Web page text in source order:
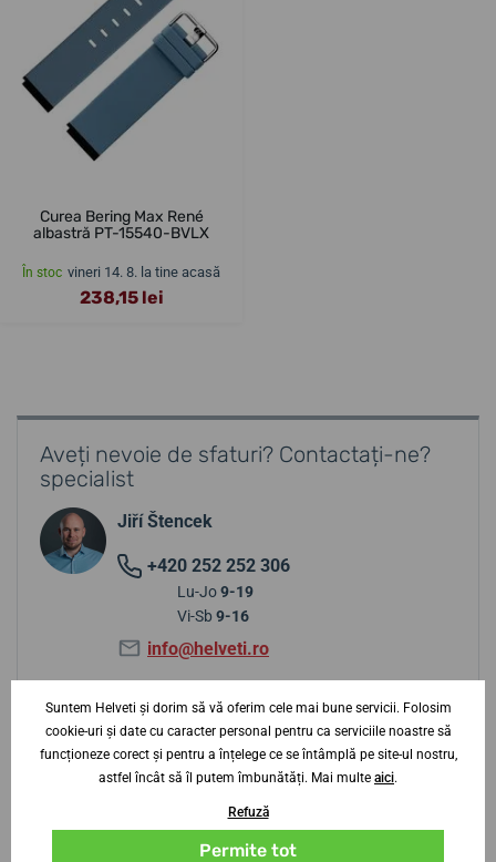
Curea Bering Max René
albastră PT-15540-BVLX
În stoc vineri 14. 8. la tine acasă
238,15 lei
Aveți nevoie de sfaturi? Contactați-ne?
specialist
Jiří Štencek
+420 252 252 306
Lu-Jo9-19
Vi-Sb 9-16
info@helveti.ro
Sfaturi de la centrul de consiliere
Baterie sau automatic? Avantaje și dezavantaje
Dicționar de termeni
Suntem Helveti și dorim să vă oferim cele mai bune servicii. Folosim
cookie-uri și date cu caracter personal pentru ca serviciile noastre să
funcționeze corect și pentru a înțelege ce se întâmplă pe site-ul nostru,
astfel încât să îl putem îmbunătăți. Mai multe aici.
Refuză
Permite tot